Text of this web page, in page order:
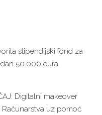
stipendijski fond za
50.000 eura
Digitalni makeover
uz pomoć